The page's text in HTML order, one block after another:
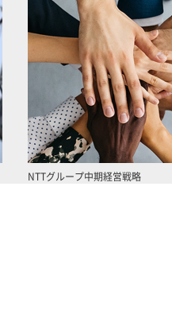
NTTグループ中期経営戦略